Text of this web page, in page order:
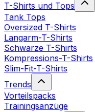
T-Shirts und Tops
Tank Tops
Oversized T-Shirts
Langarm-T-Shirts
Schwarze T-Shirts
Kompressions-T-Shirts
Slim-Fit-T-Shirts
Trends
Vorteilspacks
Trainingsanzüge